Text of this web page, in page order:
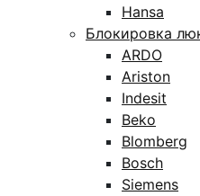
Hansa
Блокировка
ARDO
Ariston
Indesit
Beko
Blomberg
Bosch
Siemens